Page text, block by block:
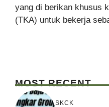
yang di berikan khusus
(TKA) untuk bekerja
MOST RECENT
SKCK